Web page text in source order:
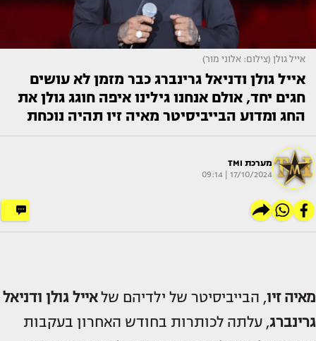
אייל גולן (צילום: אלוני מור)
אייל גולן ודניאל גרינברג כבר מזמן לא עושים
חגים יחד, אולם אנחנו גילינו איפה חוגג גולן את
החג ומדוע הבייביסיטר מאיה זיו תהיה נוכחת
מערכת TMI
17/10/2024 | 09:14
מאיה זיו, הבייביסיטר של ילדיהם שלאייל גולן ודניאל
גרינברג, עלתה לכותרות בחודש האחרון בעקבות